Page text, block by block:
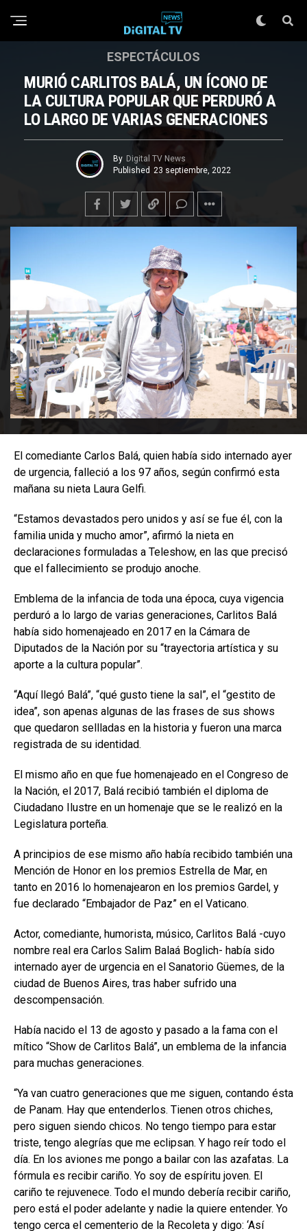
ESPECTÁCULOS
MURIÓ CARLITOS BALÁ, UN ÍCONO DE
LA CULTURA POPULAR QUE PERDURÓ A
LO LARGO DE VARIAS GENERACIONES
By Digital TV News
Published 23 septiembre, 2022
El comediante Carlos Balá, quien había sido internado ayer
de urgencia, falleció a los 97 años, según confirmó esta
mañana su nieta Laura Gelfi.
“Estamos devastados pero unidos y así se fue él, con la
familia unida y mucho amor”, afirmó la nieta en
declaraciones formuladas a Teleshow, en las que precisó
que el fallecimiento se produjo anoche.
Emblema de la infancia de toda una época, cuya vigencia
perduró a lo largo de varias generaciones, Carlitos Balá
había sido homenajeado en 2017 en la Cámara de
Diputados de la Nación por su “trayectoria artística y su
aporte a la cultura popular”.
“Aquí llegó Balá”, “qué gusto tiene la sal”, el “gestito de
idea”, son apenas algunas de las frases de sus shows
que quedaron sellladas en la historia y fueron una marca
registrada de su identidad.
El mismo año en que fue homenajeado en el Congreso de
la Nación, el 2017, Balá recibió también el diploma de
Ciudadano Ilustre en un homenaje que se le realizó en la
Legislatura porteña.
A principios de ese mismo año había recibido también una
Mención de Honor en los premios Estrella de Mar, en
tanto en 2016 lo homenajearon en los premios Gardel, y
fue declarado “Embajador de Paz” en el Vaticano.
Actor, comediante, humorista, músico, Carlitos Balá -cuyo
nombre real era Carlos Salim Balaá Boglich- había sido
internado ayer de urgencia en el Sanatorio Güemes, de la
ciudad de Buenos Aires, tras haber sufrido una
descompensación.
Había nacido el 13 de agosto y pasado a la fama con el
mítico “Show de Carlitos Balá”, un emblema de la infancia
para muchas generaciones.
“Ya van cuatro generaciones que me siguen, contando ésta
de Panam. Hay que entenderlos. Tienen otros chiches,
pero siguen siendo chicos. No tengo tiempo para estar
triste, tengo alegrías que me eclipsan. Y hago reír todo el
día. En los aviones me pongo a bailar con las azafatas. La
fórmula es recibir cariño. Yo soy de espíritu joven. El
cariño te rejuvenece. Todo el mundo debería recibir cariño,
pero está el poder adelante y nadie la quiere entender. Yo
tengo cerca el cementerio de la Recoleta y digo: ‘Así